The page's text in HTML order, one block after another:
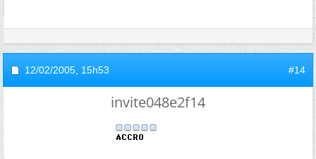
12/02/2005, 15h53 #14
invite048e2f14